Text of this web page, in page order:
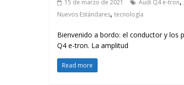
15 de marzo de 2021 Audi Q4 e-tron
Nuevos Estándares, tecnología
Bienvenido a bordo: el conductor y los
Q4 e-tron. La amplitud
Read more